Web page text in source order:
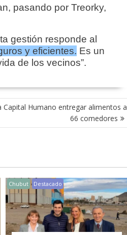
pasando por Treorky,
gestión responde al
y eficientes. Es un
de los vecinos”.
Capital Humano entregar alimentos a
66 comedores
Chubut Destacado